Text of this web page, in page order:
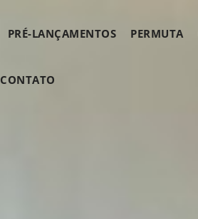
PRÉ-LANÇAMENTOS PERMUTA
CONTATO